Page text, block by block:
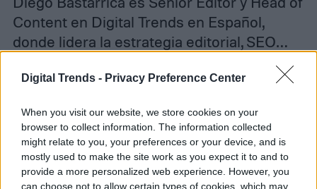
Digital Trends - Privacy Preference Center
When you visit our website, we store cookies on your
browser to collect information. The information collected
might relate to you, your preferences or your device, and is
mostly used to make the site work as you expect it to and to
provide a more personalized web experience. However, you
can choose not to allow certain types of cookies, which may
Content en Digital Trends en Español,
donde lidera la estrategia editorial, SEO…
Topics
HomepageTelefonía celular